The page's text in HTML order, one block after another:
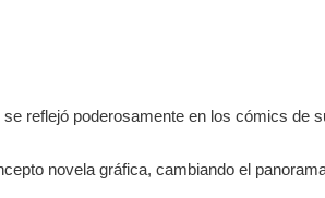
reflejó poderosamente en los cómics de
novela gráfica, cambiando el